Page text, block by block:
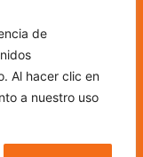
de
Al hacer clic en
a nuestro uso